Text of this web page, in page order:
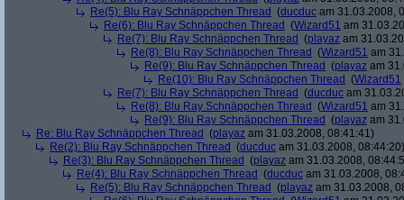
Re(5): Blu Ray Schnäppchen Thread (ducduc am 31.03.2008,
Re(6): Blu Ray Schnäppchen Thread (Wizard51 am
Re(7): Blu Ray Schnäppchen Thread (playaz am
Re(8): Blu Ray Schnäppchen Thread (Wizard51 am
Re(9): Blu Ray Schnäppchen Thread (playaz am
Re(10): Blu Ray Schnäppchen Thread (Wizard51
Re(7): Blu Ray Schnäppchen Thread (ducduc am
Re(8): Blu Ray Schnäppchen Thread (Wizard51 am
Re(9): Blu Ray Schnäppchen Thread (playaz am
Re: Blu Ray Schnäppchen Thread (playaz am 31.03.2008, 08:41:41)
Re(2): Blu Ray Schnäppchen Thread (ducduc am 31.03.2008, 08:44:20)
Re(3): Blu Ray Schnäppchen Thread (playaz am 31.03.2008,
Re(4): Blu Ray Schnäppchen Thread (ducduc am 31.03.2008,
Re(5): Blu Ray Schnäppchen Thread (playaz am 31.03.2008,